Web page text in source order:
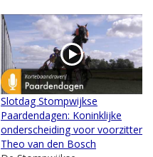
Slotdag Stompwijkse
Paardendagen: Koninklijke
onderscheiding voor voorzitter
Theo van den Bosch